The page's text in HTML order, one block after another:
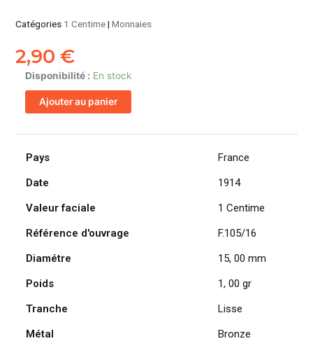
Catégories 1 Centime|Monnaies
2,90€
Disponibilité : En stock
quantité
de
FRANCE,
de
Daniel
1914
Ajouter au panier
Pays
France
Date
1914
Valeur faciale
1 Centime
Référence d'ouvrage
F.105/16
Diamétre
15, 00 mm
Poids
1, 00 gr
Tranche
Lisse
Métal
Bronze